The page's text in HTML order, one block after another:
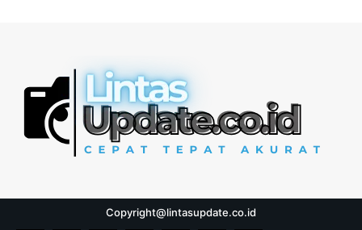
Copyright@lintasupdate.co.id